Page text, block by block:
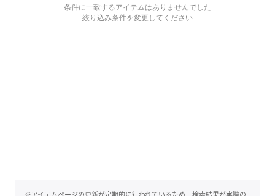
条件に一致するアイテムはありませんでした
絞り込み条件を変更してください